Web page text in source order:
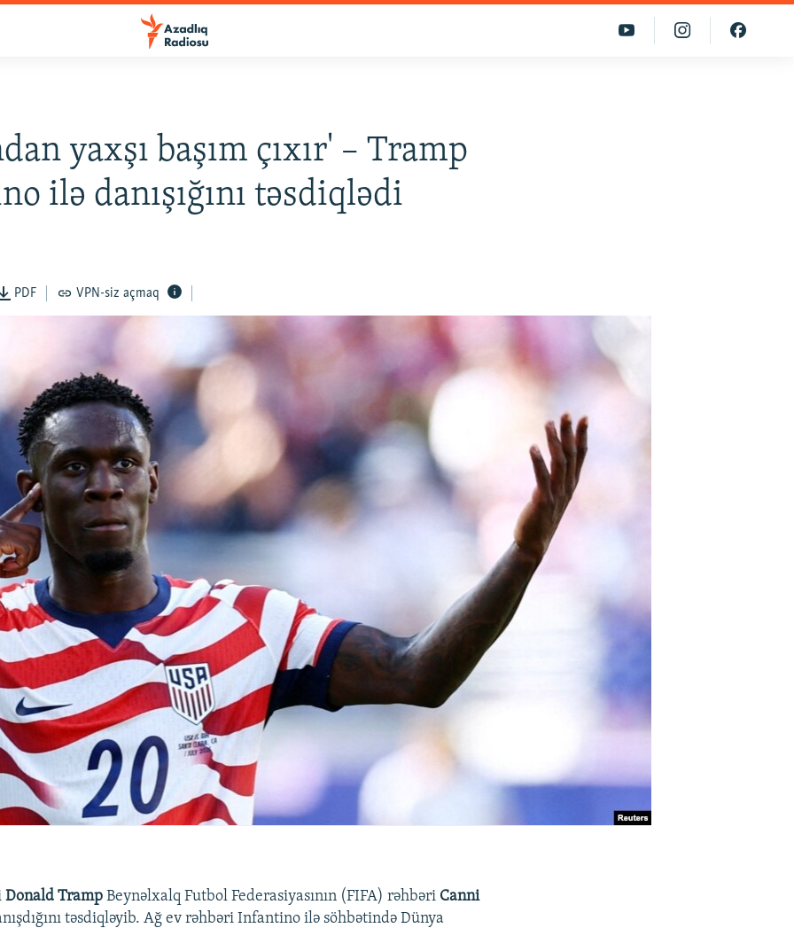
yaxşı başım çıxır' – Tramp
ilə danışığını təsdiqlədi
PDF VPN-siz açmaq
Donald Tramp Beynəlxalq Futbol Federasiyasının (FIFA) rəhbəri Canni
təsdiqləyib. Ağ ev rəhbəri Infantino ilə söhbətində Dünya